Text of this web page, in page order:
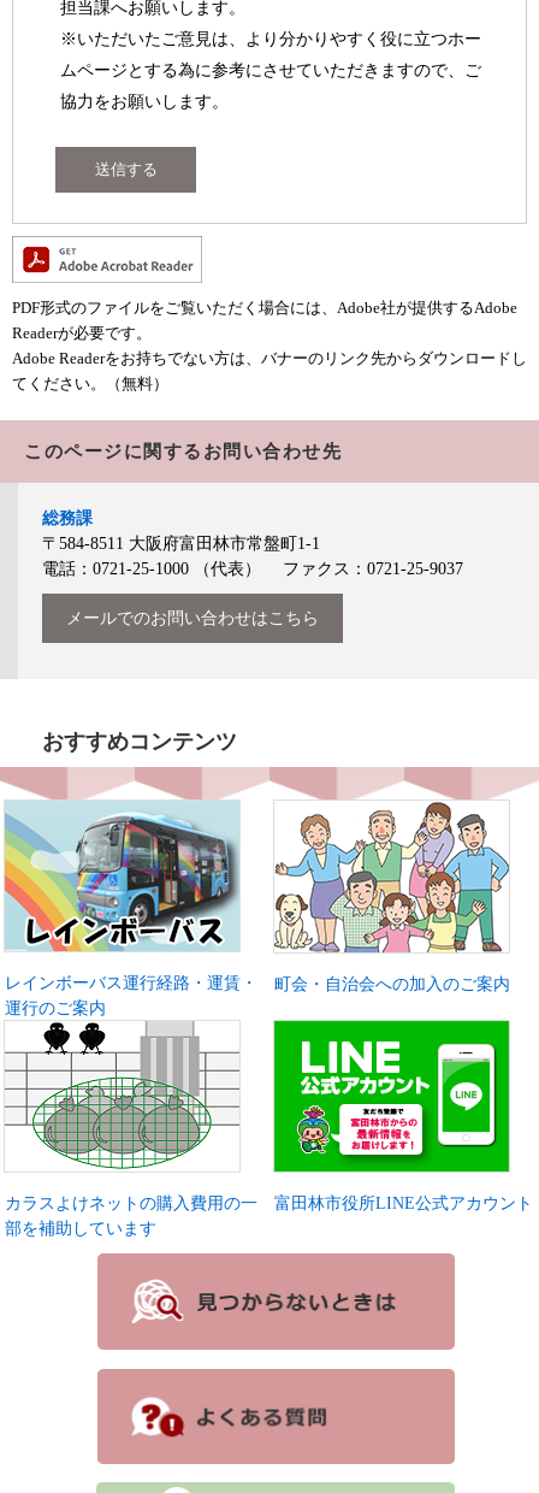
担当課へお願いします。
※いただいたご意見は、より分かりやすく役に立つホー
ムページとする為に参考にさせていただきますので、ご
協力をお願いします。
PDF形式のファイルをご覧いただく場合には、Adobe社が提供するAdobe
Readerが必要です。
Adobe Readerをお持ちでない方は、バナーのリンク先からダウンロードし
てください。（無料）
このページに関するお問い合わせ先
総務課
〒584-8511 大阪府富田林市常盤町1-1
電話：0721-25-1000
（代表） ファクス：0721-25-9037
メールでのお問い合わせはこちら
おすすめコンテンツ
レインボーバス運行経路・運賃・
運行のご案内
町会・自治会への加入のご案内
カラスよけネットの購入費用の一
部を補助しています
富田林市役所LINE公式アカウント